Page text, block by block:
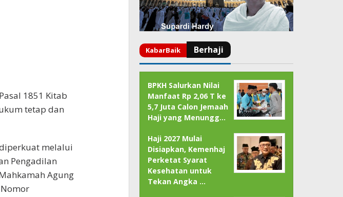
1851 Kitab
tetap dan
melalui
Pengadilan
Agung
BPKH Salurkan Nilai
Manfaat Rp 2,06 T ke
5,7 Juta Calon Jemaah
Haji yang Menungg…
Haji 2027 Mulai
Disiapkan, Kemenhaj
Perketat Syarat
Kesehatan untuk
Tekan Angka …